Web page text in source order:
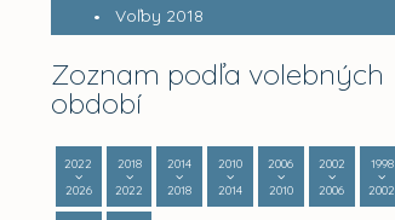
Voľby 2018
Zoznam podľa volebných
období
2022
2026
2018
2022
2014
2018
2010
2014
2006
2010
2002
2006
1998
2002